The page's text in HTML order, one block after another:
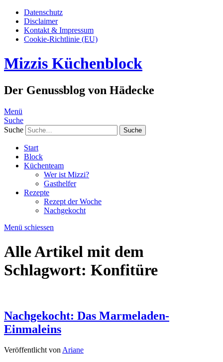
Datenschutz
Disclaimer
Kontakt & Impressum
Cookie-Richtlinie (EU)
Mizzis Küchenblock
Der Genussblog von Hädecke
Menü
Suche
Suche
Start
Block
Küchenteam
Wer ist Mizzi?
Gasthelfer
Rezepte
Rezept der Woche
Nachgekocht
Menü schiessen
Alle Artikel mit dem
Schlagwort: Konfitüre
Nachgekocht: Das Marmeladen-
Einmaleins
Veröffentlicht vonAriane